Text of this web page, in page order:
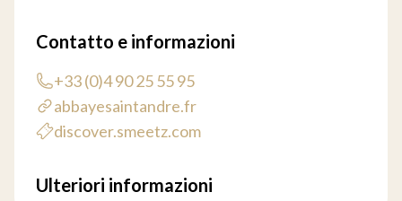
Contatto e informazioni
+33 (0)4 90 25 55 95
abbayesaintandre.fr
discover.smeetz.com
Ulteriori informazioni